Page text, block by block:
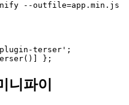
terser';
니파이